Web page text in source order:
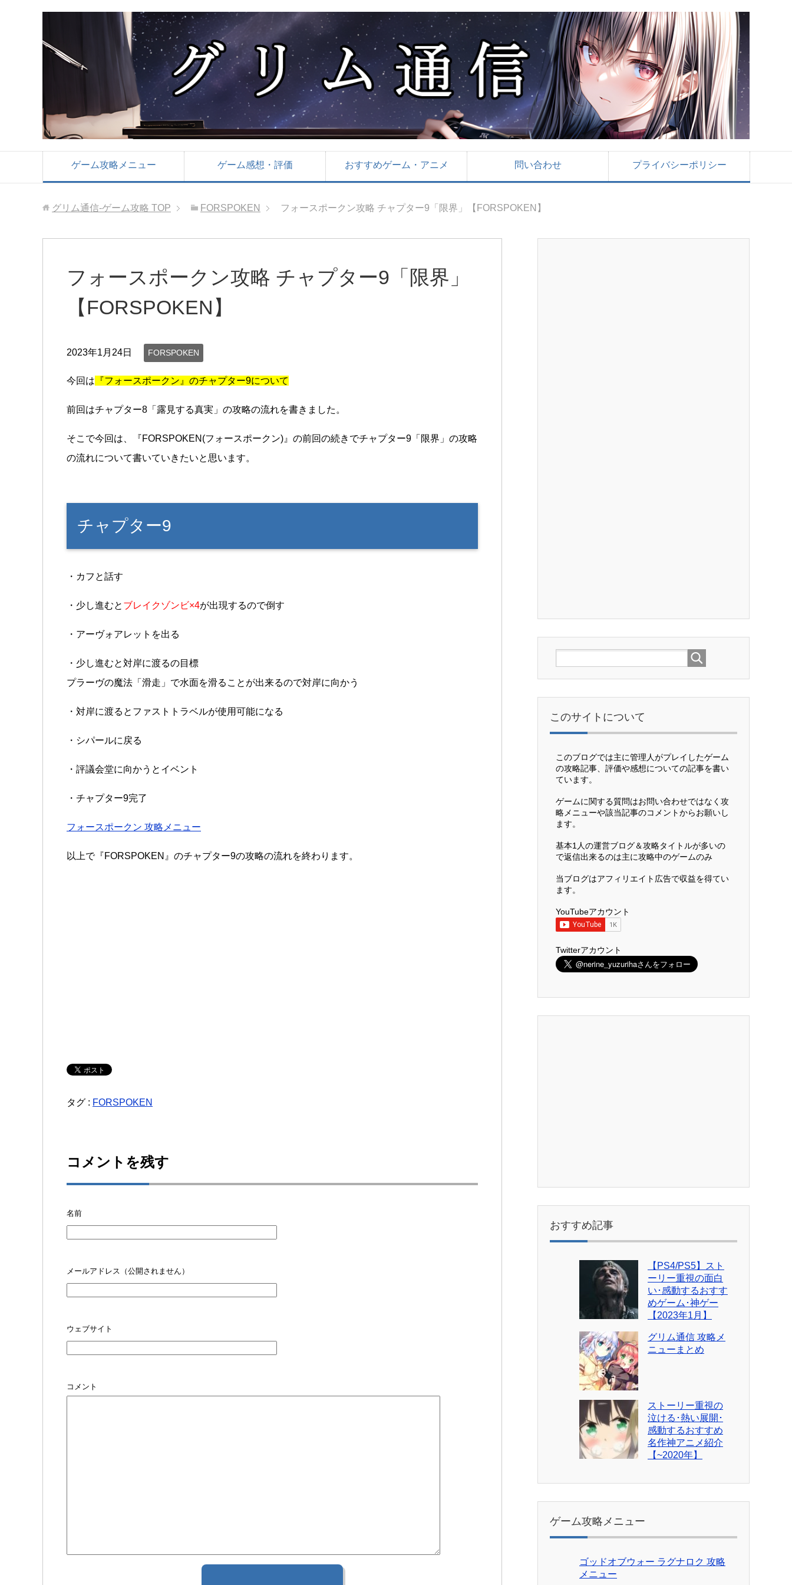
ゲーム攻略メニュー ゲーム感想・評価 おすすめゲーム・アニメ 問い合わせ プライバシーポリシー
グリム通信-ゲーム攻略 TOP FORSPOKEN フォースポークン攻略 チャプター9「限界」【FORSPOKEN】
フォースポークン攻略 チャプター9「限界」
【FORSPOKEN】
2023年1月24日 FORSPOKEN
今回は 『フォースポークン』のチャプター9について
前回はチャプター8「露見する真実」の攻略の流れを書きました。
そこで今回は、『FORSPOKEN(フォースポークン)』の前回の続きでチャプター9「限界」の攻略
の流れについて書いていきたいと思います。
チャプター9
・カフと話す
・少し進むと ブレイクゾンビ×4が出現するので倒す
・アーヴォアレットを出る
・少し進むと対岸に渡るの目標
プラーヴの魔法「滑走」で水面を滑ることが出来るので対岸に向かう
・対岸に渡るとファストトラベルが使用可能になる
・シパールに戻る
・評議会堂に向かうとイベント
・チャプター9完了
フォースポークン 攻略メニュー
以上で『FORSPOKEN』のチャプター9の攻略の流れを終わります。
タグ : FORSPOKEN
コメントを残す
名前
メールアドレス（公開されません）
ウェブサイト
コメント
このサイトについて
このブログでは主に管理人がプレイしたゲーム
の攻略記事、評価や感想についての記事を書い
ています。
ゲームに関する質問はお問い合わせではなく攻
略メニューや該当記事のコメントからお願いし
ます。
基本1人の運営ブログ＆攻略タイトルが多いの
で返信出来るのは主に攻略中のゲームのみ
当ブログはアフィリエイト広告で収益を得てい
ます。
YouTubeアカウント
Twitterアカウント
おすすめ記事
【PS4/PS5】スト
ーリー重視の面白
い･感動するおすす
めゲーム･神ゲー
【2023年1月】
グリム通信 攻略メ
ニューまとめ
ストーリー重視の
泣ける･熱い展開･
感動するおすすめ
名作神アニメ紹介
【~2020年】
ゲーム攻略メニュー
ゴッドオブウォー ラグナロク 攻略
メニュー